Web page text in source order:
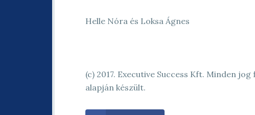
Helle Nóra és Loksa Ágnes
(c) 2017. Executive Success Kft. Minden
alapján készült.